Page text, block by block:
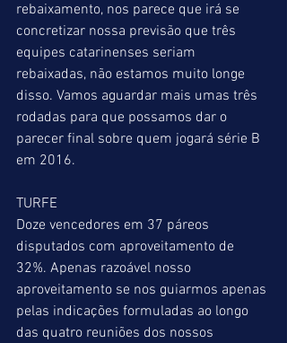
rebaixamento, nos parece que irá se
concretizar nossa previsão que três
equipes catarinenses seriam
rebaixadas, não estamos muito longe
disso. Vamos aguardar mais umas três
rodadas para que possamos dar o
parecer final sobre quem jogará série B
em 2016.
TURFE
Doze vencedores em 37 páreos
disputados com aproveitamento de
32%. Apenas razoável nosso
aproveitamento se nos guiarmos apenas
pelas indicações formuladas ao longo
das quatro reuniões dos nossos